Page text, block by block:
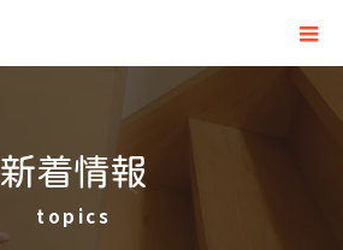
新着情報
topics